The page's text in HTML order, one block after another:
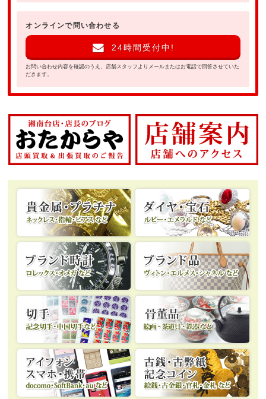
オンラインで問い合わせる
24時間受付中!
お問い合わせ内容を確認のうえ、店舗スタッフよりメールまたはお電話で回答させていた
だきます。